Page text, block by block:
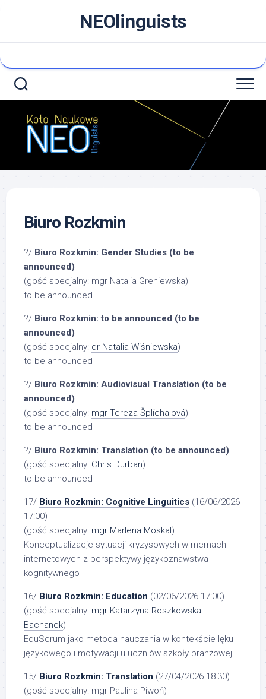
NEOlinguists
Biuro Rozkmin
?/ Biuro Rozkmin: Gender Studies (to be
announced)
(gość specjalny: mgr Natalia Greniewska)
to be announced
?/ Biuro Rozkmin: to be announced (to be
announced)
(gość specjalny: dr Natalia Wiśniewska)
to be announced
?/ Biuro Rozkmin: Audiovisual Translation (to be
announced)
(gość specjalny: mgr Tereza Šplíchalová)
to be announced
?/ Biuro Rozkmin: Translation (to be announced)
(gość specjalny: Chris Durban)
to be announced
17/ Biuro Rozkmin: Cognitive Linguitics (16/06/2026
17:00)
(gość specjalny: mgr Marlena Moskal )
Konceptualizacje sytuacji kryzysowych w memach
internetowych z perspektywy językoznawstwa
kognitywnego
16/ Biuro Rozkmin: Education (02/06/2026 17:00)
(gość specjalny: mgr Katarzyna Roszkowska-
Bachanek)
EduScrum jako metoda nauczania w kontekście lęku
językowego i motywacji u uczniów szkoły branżowej
15/ Biuro Rozkmin: Translation (27/04/2026 18:30)
(gość specjalny: mgr Paulina Piwoń)